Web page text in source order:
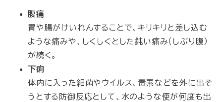
腹痛
胃や腸がけいれんすることで、キリキリと差し込む
ような痛みや、しくしくとした鈍い痛み（しぶり腹）
が続く。
下痢
体内に入った細菌やウイルス、毒素などを外に出そ
うとする防御反応として、水のような便が何度も出